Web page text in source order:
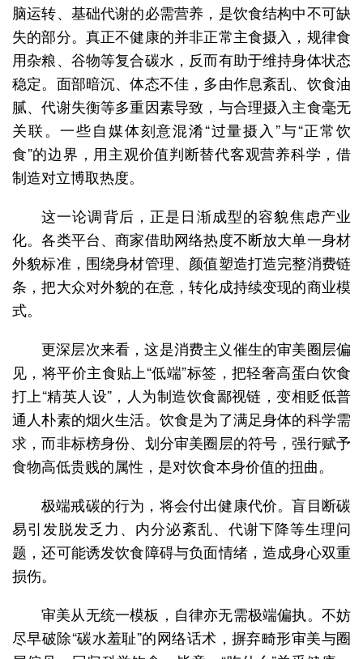
脑运转、基础代谢的必需营养，是饮食结构中不可缺
失的部分。真正不健康的并非正常主食摄入，规律食
用杂粮、谷物等复合碳水，反而有助于维持身体状态
稳定。面部暗沉、体态不佳，多由作息紊乱、饮食油
腻、代谢失衡等多重因素导致，与合理摄入主食毫无
关联。一些自媒体刻意混淆“过量摄入”与“正常饮
食”的边界，用主观价值判断替代客观营养科学，借
制造对立博取热度。
这一论调背后，正是日渐成型的容貌焦虑产业
化。各类平台、商家借助网络热度不断放大单一身材
外貌标准，围绕身材管理、颜值塑造打造完整消费链
条，把大众对外貌的在意，转化成持续变现的商业模
式。
更深层次来看，这是消费主义催生的审美圈层偏
见，将平价主食贴上“低端”标签，把轻奢高蛋白饮食
打上“精英人设”，人为制造饮食鄙视链，变相贬低普
通人朴素的烟火生活。饮食是为了满足身体的科学需
求，而非标榜身份、划分审美圈层的符号，强行赋予
食物高低贵贱的属性，是对饮食本身价值的扭曲。
极端戒碳的行为，将会付出健康代价。盲目断碳
易引发脱发乏力、内分泌紊乱、代谢下降等生理问
题，还可能诱发饮食障碍与负面情绪，造成身心双重
损伤。
审美从无统一模板，自律亦无需极端偏执。不妨
尽早破除“碳水羞耻”的网络话术，摒弃畸形审美与圈